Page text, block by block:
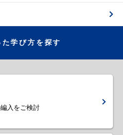
た学び方を探す
入をご検討